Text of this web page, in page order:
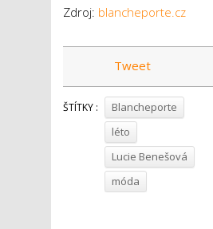
Zdroj: blancheporte.cz
Tweet
ŠTÍTKY :
Blancheporte
léto
Lucie Benešová
móda